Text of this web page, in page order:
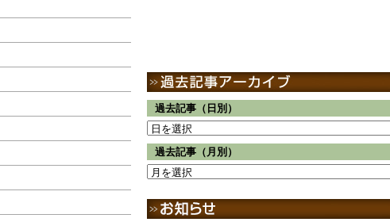
過去記事（日別）
過去記事（月別）